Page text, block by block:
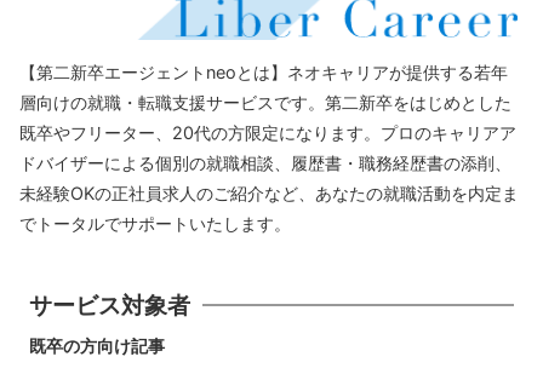
【第二新卒エージェントneoとは】ネオキャリアが提供する若年
層向けの就職・転職支援サービスです。第二新卒をはじめとした
既卒やフリーター、20代の方限定になります。プロのキャリアア
ドバイザーによる個別の就職相談、履歴書・職務経歴書の添削、
未経験OKの正社員求人のご紹介など、あなたの就職活動を内定ま
でトータルでサポートいたします。
サービス対象者
既卒の方向け記事